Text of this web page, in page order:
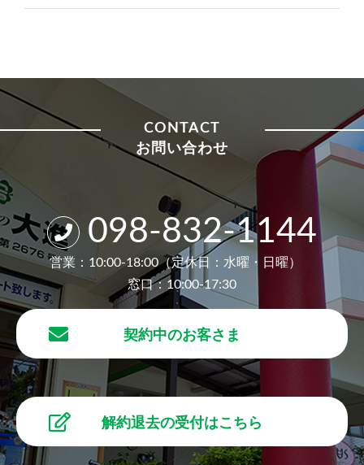
CONTACT
お問い合わせ
098-832-1144
営業：10:00-18:00（定休日：水曜・日曜）
窓口：10:00-17:30
契約中のお客さま
解約退去の受付はこちら